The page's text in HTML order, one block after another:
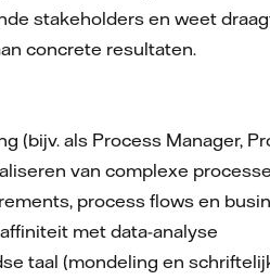
stakeholders en weet
concrete resultaten.
(bijv. als Process Manager,
van complexe
process flows en
met data-analyse
taal (mondeling en